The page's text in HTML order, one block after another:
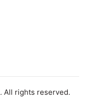
. All rights reserved.